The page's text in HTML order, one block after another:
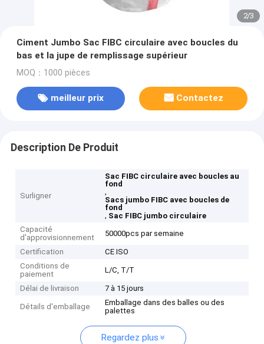
2/3
Ciment Jumbo Sac FIBC circulaire avec boucles du
bas et la jupe de remplissage supérieur
MOQ：1000 pièces
meilleur prix Contactez
Description De Produit
Surligner
Sac FIBC circulaire avec boucles au
fond
,
Sacs jumbo FIBC avec boucles de
fond
, Sac FIBC jumbo circulaire
Capacité
d'approvisionnement
50000pcs par semaine
Certification
CE ISO
Conditions de
paiement
L/C, T/T
Délai de livraison 7 à 15 jours
Détails d'emballage
Emballage dans des balles ou des
palettes
Regardez plus